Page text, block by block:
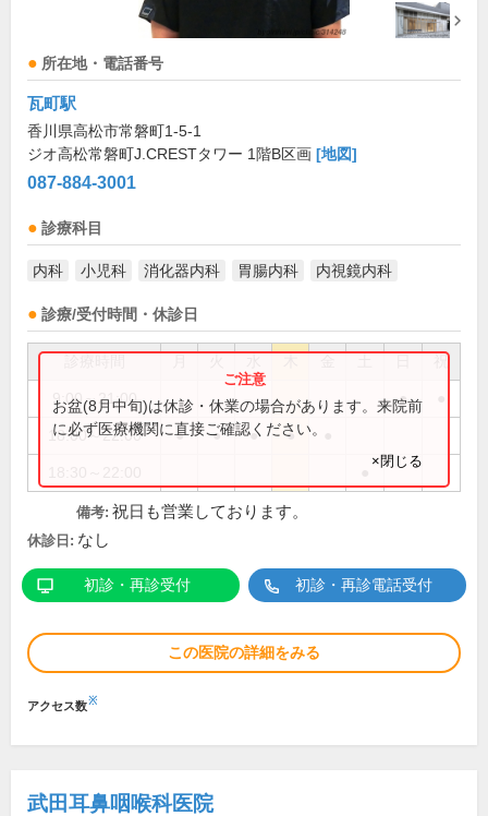
所在地・電話番号
瓦町駅
香川県高松市常磐町1-5-1
ジオ高松常磐町J.CRESTタワー 1階B区画 [地図]
087-884-3001
診療科目
内科 小児科 消化器内科 胃腸内科 内視鏡内科
診療/受付時間・休診日
祝
9:00～21:00 ●
18:00～22:00 ● ● ● ●
お盆(8月中旬)は休診・休業の場合があります。来院前
に必ず医療機関に直接ご確認ください。
×閉じる
備考: 祝日も営業しております。
休診日: なし
初診・再診受付 初診・再診電話受付
この医院の詳細をみる
アクセス数※
武田耳鼻咽喉科医院